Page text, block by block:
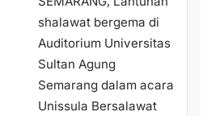
shalawat bergema di
Auditorium Universitas
Sultan Agung
Semarang dalam acara
Unissula Bersalawat